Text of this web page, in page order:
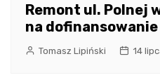
Remont ul. Polnej
na
Tomasz Lipiński 14